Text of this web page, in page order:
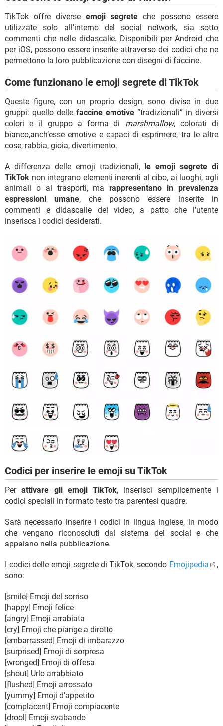
TikTok offre diverse emoji segrete che possono essere
utilizzate solo all'interno del social network, sia sotto
commenti che nelle didascalie. Disponibili per Android che
per iOS, possono essere inserite attraverso dei codici che ne
permettono la loro pubblicazione con disegni di faccine.
Come funzionano le emoji segrete di TikTok
Queste figure, con un proprio design, sono divise in due
gruppi: quello delle faccine emotive “tradizionali” in diversi
colori e il gruppo a forma di marshmallow, colorati di
bianco,anch’esse emotive e capaci di esprimere, tra le altre
cose, rabbia, gioia, divertimento.
A differenza delle emoji tradizionali, le emoji segrete di
TikTok non integrano elementi inerenti al cibo, ai luoghi, agli
animali o ai trasporti, marappresentano in prevalenza
espressioni umane, che possono essere inserite in
commenti e didascalie dei video, a patto che l'utente
inserisca i codici desiderati.
Codici per inserire le emoji su TikTok
Perattivare gli emoji TikTok, inserisci semplicemente i
codici speciali in formato testo tra parentesi quadre.
Sarà necessario inserire i codici in lingua inglese, in modo
che vengano riconosciuti dal sistema del social e che
appaiano nella pubblicazione.
I codici delle emoji segrete di TikTok, secondo Emojipedia
,
sono:
[smile] Emoji del sorriso
[happy] Emoji felice
[angry] Emoji arrabiata
[cry] Emoji che piange a dirotto
[embarrassed] Emoji di imbarazzo
[surprised] Emoji di sorpresa
[wronged] Emoji di offesa
[shout] Urlo arrabbiato
[flushed] Emoji arrossato
[yummy] Emoji d’appetito
[complacent] Emoji compiacente
[drool] Emoji svabando